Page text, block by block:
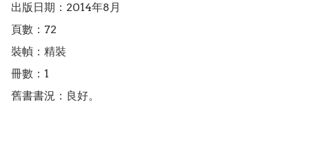
出版日期：2014年8月
頁數：72
裝幀：精裝
冊數：1
舊書書況：良好。